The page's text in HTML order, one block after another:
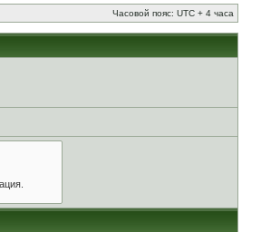
Часовой пояс: UTC + 4 часа